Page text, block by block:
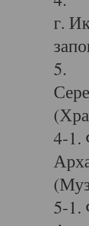
г.
5.
4-1.
5-1.